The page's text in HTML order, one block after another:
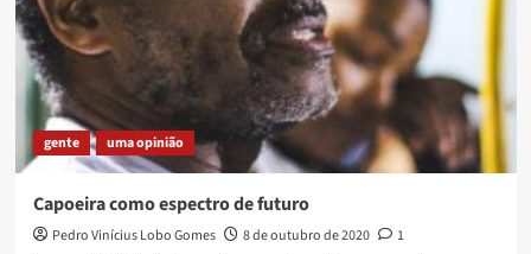
futuro
sonho
olímpico
gente uma opinião
Capoeira como espectro de futuro
Pedro Vinícius Lobo Gomes 8 de outubro de 2020
1